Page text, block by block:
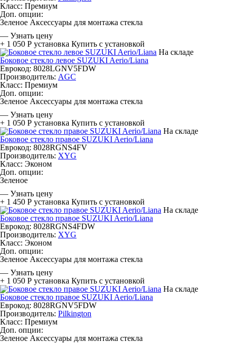
Класс: Премиум
Доп. опции:
Зеленое Аксессуары для монтажа стекла
— Узнать цену
+ 1 050 Р установка Купить с установкой
На складе
Боковое стекло левое SUZUKI Aerio/Liana
Еврокод: 8028LGNV5FDW
Производитель: AGC
Класс: Премиум
Доп. опции:
Зеленое Аксессуары для монтажа стекла
— Узнать цену
+ 1 050 Р установка Купить с установкой
На складе
Боковое стекло правое SUZUKI Aerio/Liana
Еврокод: 8028RGNS4FV
Производитель: XYG
Класс: Эконом
Доп. опции:
Зеленое
— Узнать цену
+ 1 450 Р установка Купить с установкой
На складе
Боковое стекло правое SUZUKI Aerio/Liana
Еврокод: 8028RGNS4FDW
Производитель: XYG
Класс: Эконом
Доп. опции:
Зеленое Аксессуары для монтажа стекла
— Узнать цену
+ 1 050 Р установка Купить с установкой
На складе
Боковое стекло правое SUZUKI Aerio/Liana
Еврокод: 8028RGNV5FDW
Производитель: Pilkington
Класс: Премиум
Доп. опции:
Зеленое Аксессуары для монтажа стекла